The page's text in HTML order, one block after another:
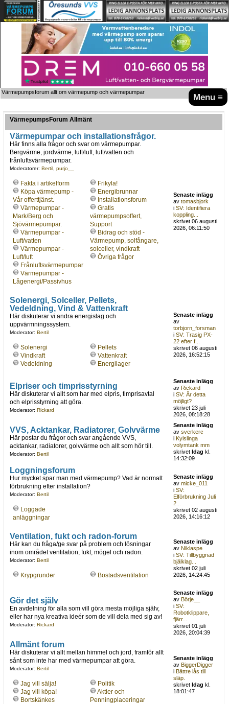
Menu ≡
Värmepumpsforum allt om värmepump och värmepumpar
VärmepumpsForum Allmänt
Värmepumpar och installationsfrågor.
Här finns alla frågor och svar om värmepumpar.
Bergvärme, jordvärme, luft/luft, luft/vatten och
frånluftsvärmepumpar.
Moderatorer: Bertil, purjo__
Fakta i artikelform
Köpa värmepump -
Vår offerttjänst.
Värmepumpar -
Mark/Berg och
Sjövärmepumpar.
Värmepumpar -
Luft/vatten
Värmepumpar -
Luft/luft
Frånluftsvärmepumpar
Värmepumpar -
Lågenergi/Passivhus
Frikyla!
Energibrunnar
Installationsforum
Gratis
värmepumpsoffert,
Support
Bidrag och stöd -
Värmepump, solfångare,
solceller, vindkraft
Övriga frågor
Senaste inlägg
avtomasbjork
iSV: Identifiera
koppling...
skrivet 06 augusti
2026, 06:11:50
Solenergi, Solceller, Pellets,
Vedeldning, Vind & Vattenkraft
Här diskuterar vi andra energislag och
uppvärmningssystem.
Moderator: Bertil
Solenergi
Vindkraft
Vedeldning
Pellets
Vattenkraft
Energilager
Senaste inlägg
av
torbjorn_forsman
iSV: Trasig PX-
22 efter f...
skrivet 06 augusti
2026, 16:52:15
Elpriser och timprisstyrning
Här diskuterar vi allt som har med elpris, timprisavtal
och elprisstyrning att göra.
Moderator: Rickard
Senaste inlägg
avRickard
iSV: Är detta
möjligt?
skrivet 23 juli
2026, 08:18:28
VVS, Acktankar, Radiatorer, Golvvärme
Här postar du frågor och svar angående VVS,
acktankar, radiatorer, golvvärme och allt som hör till.
Moderator: Bertil
Senaste inlägg
avsverkerc
iKylslinga
volymtank mm
skrivetIdag kl.
14:32:09
Loggningsforum
Hur mycket spar man med värmepump? Vad är normalt
förbrukning efter installation?
Moderator: Bertil
Loggade
anläggningar
Senaste inlägg
avmicke_011
iSV:
Elförbrukning Juli
2...
skrivet 02 augusti
2026, 14:16:12
Ventilation, fukt och radon-forum
Här kan du fråga/ge svar på problem och lösningar
inom området ventilation, fukt, mögel och radon.
Moderator: Bertil
Krypgrunder Bostadsventilation
Senaste inlägg
avNiklaspe
iSV: Tillbyggnad
bjälklag...
skrivet 02 juli
2026, 14:24:45
Gör det själv
En avdelning för alla som vill göra mesta möjliga själv,
eller har nya kreativa ideér som de vill dela med sig av!
Moderator: Rickard
Senaste inlägg
avBörje__
iSV:
Robotklippare,
fjärr...
skrivet 01 juli
2026, 20:04:39
Allmänt forum
Här diskuterar vi allt mellan himmel och jord, framför allt
sånt som inte har med värmepumpar att göra.
Moderator: Bertil
Jag vill sälja!
Jag vill köpa!
Bortskänkes
Politik
Aktier och
Penningplaceringar
Senaste inlägg
avBiggerDigger
iBättre lås till
släp.
skrivetIdag kl.
18:01:47